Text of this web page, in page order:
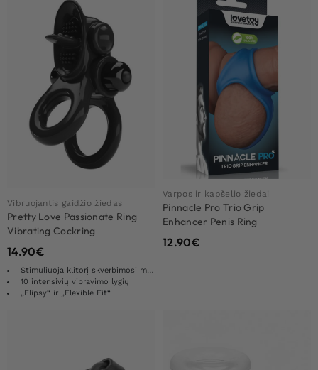
Vibruojantis gaidžio žiedas
Pretty Love Passionate Ring
Vibrating Cockring
14.90€
Stimuliuoja klitorį skverbimosi metu
10 intensivių vibravimo lygių
„Elipsy“ ir „Flexible Fit“
Varpos ir kapšelio žiedai
Pinnacle Pro Trio Grip
Enhancer Penis Ring
12.90€